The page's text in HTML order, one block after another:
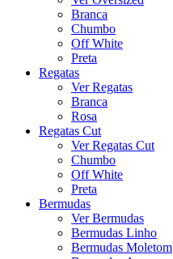
Branca
Chumbo
Off White
Preta
Regatas
Ver Regatas
Branca
Rosa
Regatas Cut
Ver Regatas Cut
Chumbo
Off White
Preta
Bermudas
Ver Bermudas
Bermudas Linho
Bermudas Moletom